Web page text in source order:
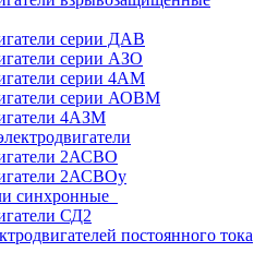
серии ДАВ
серии АЗО
серии 4АМ
серии АОВМ
4АЗМ
2АСВО
2АСВОу
синхронные
СД2
постоянного тока